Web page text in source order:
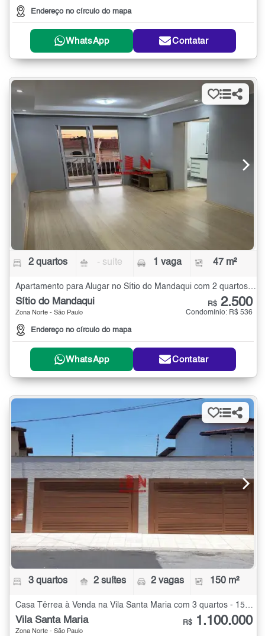
Endereço no círculo do mapa
WhatsApp Contatar
2 quartos - suíte 1 vaga 47 m²
Apartamento para Alugar no Sítio do Mandaqui com 2 quartos - 47 m²
Sítio do Mandaqui
Zona Norte - São Paulo
Endereço no círculo do mapa
R$ 2.500
Condomínio: R$ 536
WhatsApp Contatar
3 quartos 2 suítes 2 vagas 150 m²
Casa Térrea à Venda na Vila Santa Maria com 3 quartos - 150 m²
Vila Santa Maria
Zona Norte - São Paulo
R$ 1.100.000